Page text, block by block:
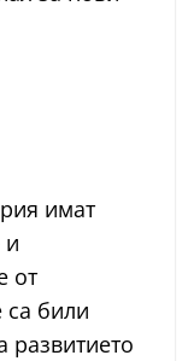
имат
и
от
са били
развитието